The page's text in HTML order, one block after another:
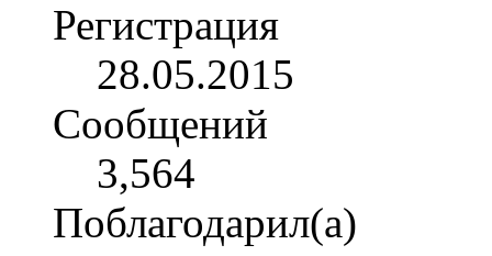
Регистрация
28.05.2015
Сообщений
3,564
Поблагодарил(а)